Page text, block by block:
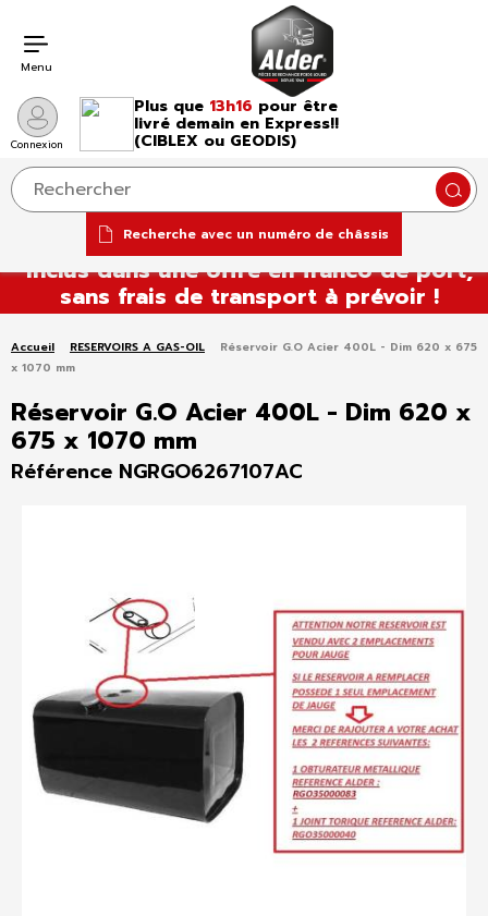
Tous nos réservoirs à carburant sont
inclus dans une offre en franco de port,
sans frais de transport à prévoir !
Recherche avec un numéro de châssis
Connexion
Plus que 13h16 pour être
livré demain en Express!!
(CIBLEX ou GEODIS)
Menu
Accueil RESERVOIRS A GAS-OIL
Réservoir G.O Acier 400L - Dim 620 x 675
x 1070 mm
Réservoir G.O Acier 400L - Dim 620 x
675 x 1070 mm
Référence NGRGO6267107AC